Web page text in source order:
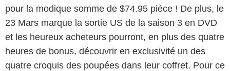
pour la modique somme de $74.95 pièce ! De plus, le
23 Mars marque la sortie US de la saison 3 en DVD
et les heureux acheteurs pourront, en plus des quatre
heures de bonus, découvrir en exclusivité un des
quatre croquis des poupées dans leur coffret. Pour ce